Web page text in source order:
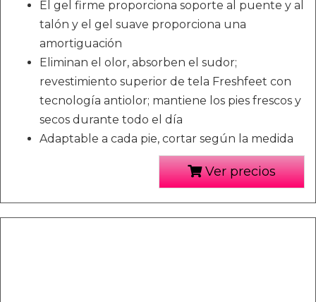
El gel firme proporciona soporte al puente y al
talón y el gel suave proporciona una
amortiguación
Eliminan el olor, absorben el sudor;
revestimiento superior de tela Freshfeet con
tecnología antiolor; mantiene los pies frescos y
secos durante todo el día
Adaptable a cada pie, cortar según la medida
Ver precios